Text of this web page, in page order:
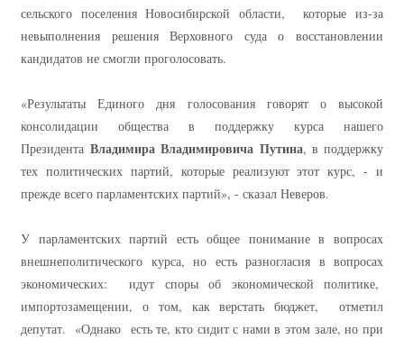
сельского поселения Новосибирской области, которые из-за
невыполнения решения Верховного суда о восстановлении
кандидатов не смогли проголосовать.
«Результаты Единого дня голосования говорят о высокой
консолидации общества в поддержку курса нашего
ПрезидентаВладимира Владимировича Путина, в поддержку
тех политических партий, которые реализуют этот курс, - и
прежде всего парламентских партий», - сказал Неверов.
У парламентских партий есть общее понимание в вопросах
внешнеполитического курса, но есть разногласия в вопросах
экономических: идут споры об экономической политике,
импортозамещении, о том, как верстать бюджет, отметил
депутат. «Однако есть те, кто сидит с нами в этом зале, но при